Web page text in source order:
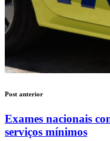
Post anterior
Exames nacionais
serviços mínimos